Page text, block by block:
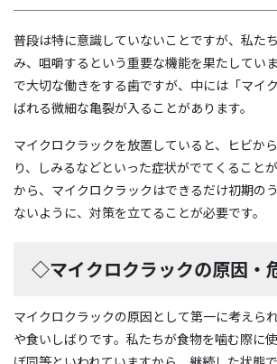
普段は特に意識していないことですが、私た
み、咀嚼するという重要な機能を果たしてい
で大切な働きをする歯ですが、中には「マイ
ばれる微細な亀裂が入ることがあります。
マイクロクラックを放置していると、ヒビか
り、しみるなどといった症状がでてくること
から、マイクロクラックはできるだけ初期の
ないように、対策を立てることが必要です。
◇マイクロクラックの原因・
マイクロクラックの原因として第一に考えら
や食いしばりです。私たちが食物を噛む際に